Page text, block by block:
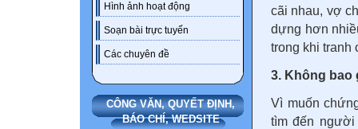
Hình ảnh hoạt động
Soạn bài trực tuyến
Các chuyên đề
CÔNG VĂN, QUYẾT ĐỊNH,
BÁO CHÍ, WEDSITE
cãi nhau, vợ
dựng hơn
trong khi tranh
3. Không
Vì muốn
tìm đến